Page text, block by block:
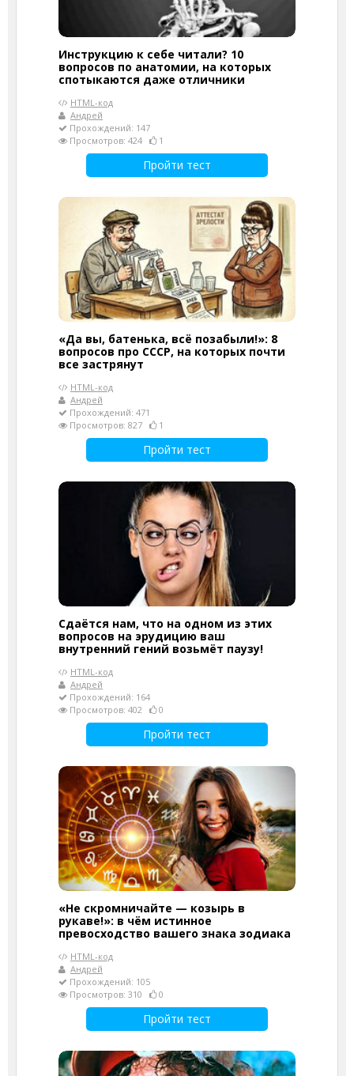
Инструкцию к себе читали? 10
вопросов по анатомии, на которых
спотыкаются даже отличники
HTML-код
Андрей
Прохождений: 147
Просмотров: 424
1
Пройти тест
«Да вы, батенька, всё позабыли!»: 8
вопросов про СССР, на которых почти
все застрянут
HTML-код
Андрей
Прохождений: 471
Просмотров: 827
1
Пройти тест
Сдаётся нам, что на одном из этих
вопросов на эрудицию ваш
внутренний гений возьмёт паузу!
HTML-код
Андрей
Прохождений: 164
Просмотров: 402
0
Пройти тест
«Не скромничайте — козырь в
рукаве!»: в чём истинное
превосходство вашего знака зодиака
HTML-код
Андрей
Прохождений: 105
Просмотров: 310
0
Пройти тест